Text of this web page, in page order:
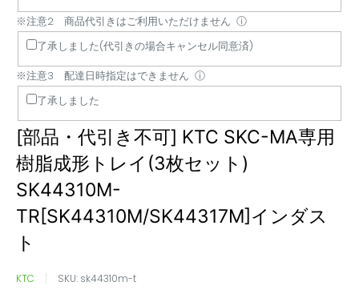
1
商
品
の
キ
ャ
ン
セ
ル・
返
品
付
※注意2 商品代引きはご利用いただけません ⓘ
2
商
品
代
引
き
は
ご
用
い
け
了承しました(代引きの場合キャンセル同意済)
※注意3 配達日時指定はできません ⓘ
3
配
達
日
時
指
定
は
き
ま
了承しました
[部品・代引き不可] KTC SKC-MA専用
樹脂成形トレイ(3枚セット)
SK44310M-
TR[SK44310M/SK44317M]インダス
ト
KTC SKU: sk44310m-t